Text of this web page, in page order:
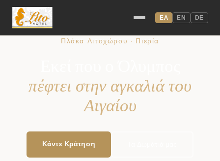
ΕΛ EN DE
Πλάκα Λιτοχώρου · Πιερία
πέφτει στην αγκαλιά του
Αιγαίου
Κάντε Κράτηση